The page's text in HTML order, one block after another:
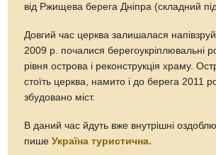
від Ржищева берега Дніпра (складний
Довгий час церква залишалася
2009 р. почалися берегоукріплювальні
рівня острова і реконструкція храму.
стоїть церква, намито і до берега 2011
збудовано міст.
В даний час йдуть вже внутрішні
пишеУкраїна туристична.